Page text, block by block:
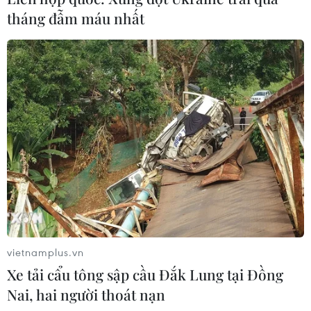
tháng đẫm máu nhất
vietnamplus.vn
Xe tải cẩu tông sập cầu Đắk Lung tại Đồng
Nai, hai người thoát nạn